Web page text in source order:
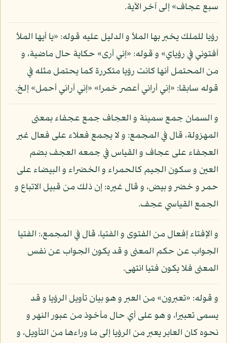
سبع عجاف» إلى آخر الآية.
رؤيا للملك يخبر بها الملأ و الدليل عليه قوله: «يا أيها الملأ
أفتوني في رؤياي» و قوله: «إني أرى» حكاية حال ماضية، و
من المحتمل أنها كانت رؤيا متكررة كما يحتمل مثله في
قوله سابقا: «إني أراني أعصر خمرا» «إني أراني أحمل» إلخ.
و السمان جمع سمينة و العجاف جمع عجفاء بمعنى
المهزولة، قال في المجمع: و لا يجمع فعلاء على فعال غير
العجفاء على عجاف و القياس في جمعه العجف بضم
العين و سكون الجيم كالحمراء و الخضراء و البيضاء على
حمر و خضر و بيض، و قال غيره: إن ذلك من قبيل الاتباع و
الجمع القياسي عجف.
و الإفتاء إفعال من الفتوى و الفتيا، قال في المجمع،: الفتيا
الجواب عن حكم المعنى و قد يكون الجواب عن نفس
المعنى فلا يكون فتيا انتهى.
و قوله: «تعبرون» من العبر و هو بيان تأويل الرؤيا و قد
يسمى تعبيرا، و هو على أي حال مأخوذ من عبور النهر و
نحوه كان العابر يعبر من الرؤيا إلى ما وراءها من التأويل، و